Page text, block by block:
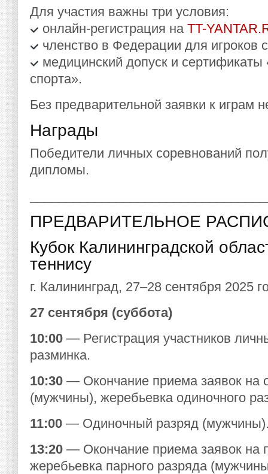
Для участия важны три условия:
онлайн-регистрация на TT-
членство в Федерации для игроков
медицинский допуск и
спорта».
Без предварительной заявки к играм
Награды
Победители личных соревнований
дипломы.
ПРЕДВАРИТЕЛЬНОЕ
Кубок Калининградской
теннису
г. Калининград, 27–28 сентября 2025
27 сентября (суббота)
10:00 — Регистрация участников
разминка.
10:30 — Окончание приема заявок на
(мужчины), жеребьевка одиночного
11:00 — Одиночный разряд
13:20 — Окончание приема заявок на
жеребьевка парного разряда